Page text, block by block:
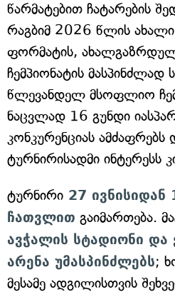
წარმატებით ჩატარების
რაგბიმ 2026 წლის
ფორმატის,
ჩემპიონატის
წლევანდელ მსოფლიო
ნაცვლად 16 გუნდი
კონკურენციას ამძაფრებს
ტურნირისადმი ინტერესს
ტურნირი 27 ივნისიდან
ჩათვლით გაიმართება.
ავჭალის სტადიონი და
არენა უმასპინძლებს;
მესამე ადგილისთვის